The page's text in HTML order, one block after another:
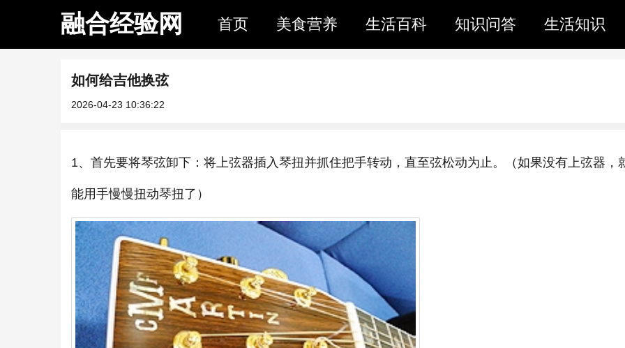
融合经验网 首页 美食营养 生活百科 知识问答 生活知识
如何给吉他换弦
2026-04-23 10:36:22
1、首先要将琴弦卸下：将上弦器插入琴扭并抓住把手转动，直至弦松动为止。（如果没有上弦器，
能用手慢慢扭动琴扭了）